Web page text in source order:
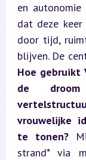
en
dat deze
door tijd,
Hoe gebruikt
de
vrouwelijke
te tonen?
strand* via